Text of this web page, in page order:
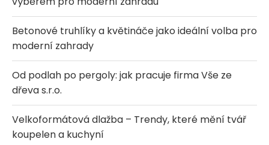
Betonové truhlíky a květináče jako ideální volba pro
moderní zahrady
Od podlah po pergoly: jak pracuje firma Vše ze
dřeva s.r.o.
Velkoformátová dlažba – Trendy, které mění tvář
koupelen a kuchyní